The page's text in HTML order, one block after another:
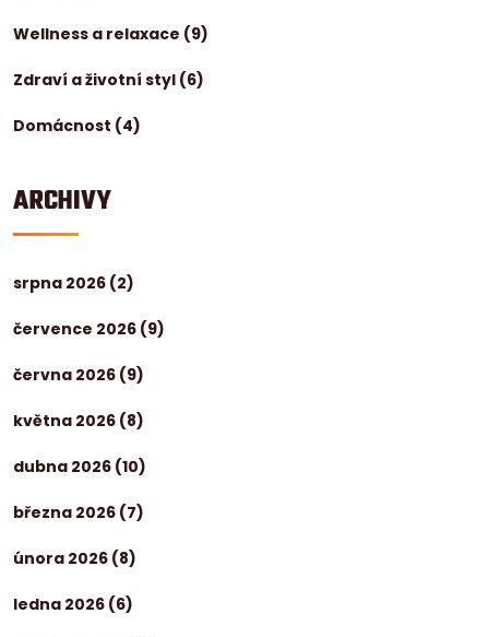
Wellness a relaxace (9)
Zdraví a životní styl (6)
Domácnost (4)
ARCHIVY
srpna 2026 (2)
července 2026 (9)
června 2026 (9)
května 2026 (8)
dubna 2026 (10)
března 2026 (7)
února 2026 (8)
ledna 2026 (6)